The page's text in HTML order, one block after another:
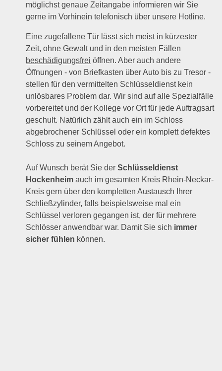
möglichst genaue Zeitangabe informieren wir Sie
gerne im Vorhinein telefonisch über unsere Hotline.
Eine zugefallene Tür lässt sich meist in kürzester
Zeit, ohne Gewalt und in den meisten Fällen
beschädigungsfrei öffnen. Aber auch andere
Öffnungen - von Briefkasten über Auto bis zu Tresor -
stellen für den vermittelten Schlüsseldienst kein
unlösbares Problem dar. Wir sind auf alle Spezialfälle
vorbereitet und der Kollege vor Ort für jede Auftragsart
geschult. Natürlich zählt auch ein im Schloss
abgebrochener Schlüssel oder ein komplett defektes
Schloss zu seinem Angebot.
Auf Wunsch berät Sie derSchlüsseldienst
Hockenheim auch im gesamten Kreis Rhein-Neckar-
Kreis gern über den kompletten Austausch Ihrer
Schließzylinder, falls beispielsweise mal ein
Schlüssel verloren gegangen ist, der für mehrere
Schlösser anwendbar war. Damit Sie sich immer
sicher fühlen können.